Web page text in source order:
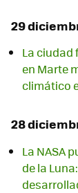
29
La
en Marte
climático
28
La NASA
de la